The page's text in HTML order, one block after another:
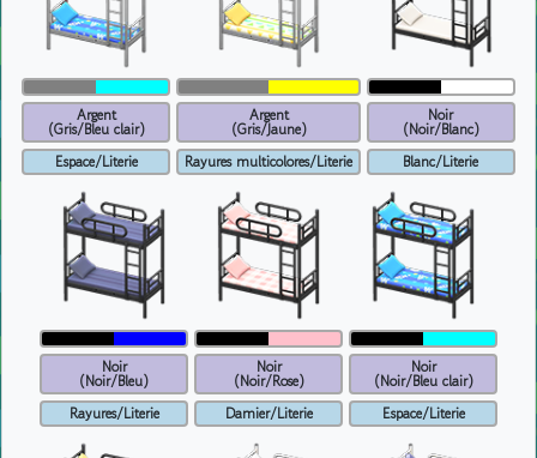
Argent
(Gris/Bleu clair)
Espace/Literie
Argent
(Gris/Jaune)
Rayures multicolores/Literie
Noir
(Noir/Blanc)
Blanc/Literie
Noir
(Noir/Bleu)
Rayures/Literie
Noir
(Noir/Rose)
Damier/Literie
Noir
(Noir/Bleu clair)
Espace/Literie